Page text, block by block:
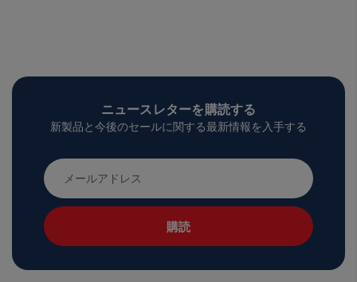
ニュースレターを購読する
新製品と今後のセールに関する最新情報を入手する
メ
ー
ル
ア
ド